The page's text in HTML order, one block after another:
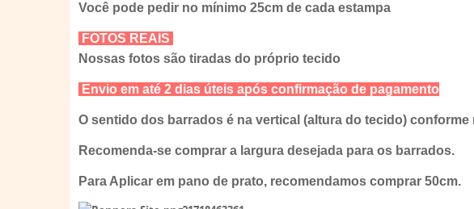
Você pode pedir no mínimo 25cm de cada estampa
FOTOS REAIS
Nossas fotos são tiradas do próprio tecido
Envio em até 2 dias úteis após confirmação de pagamento
O sentido dos barrados é na vertical (altura do tecido) conforme
Recomenda-se comprar a largura desejada para os barrados.
Para Aplicar em pano de prato, recomendamos comprar 50cm.